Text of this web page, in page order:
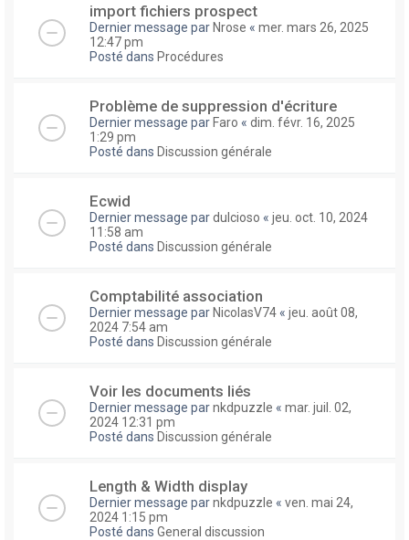
import fichiers prospect
Dernier message par Nrose « mer. mars 26, 2025
12:47 pm
Posté dans Procédures
Problème de suppression d'écriture
Dernier message par Faro « dim. févr. 16, 2025
1:29 pm
Posté dans Discussion générale
Ecwid
Dernier message pardulcioso « jeu. oct. 10, 2024
11:58 am
Posté dans Discussion générale
Comptabilité association
Dernier message par NicolasV74 « jeu. août 08,
2024 7:54 am
Posté dans Discussion générale
Voir les documents liés
Dernier message parnkdpuzzle « mar. juil. 02,
2024 12:31 pm
Posté dans Discussion générale
Length & Width display
Dernier message parnkdpuzzle « ven. mai 24,
2024 1:15 pm
Posté dans General discussion